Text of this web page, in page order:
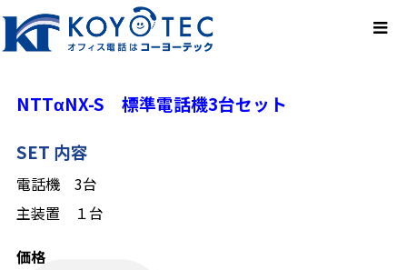
NTTαNX-S 標準電話機3台セット
SET 内容
電話機 3台
主装置 １台
価格